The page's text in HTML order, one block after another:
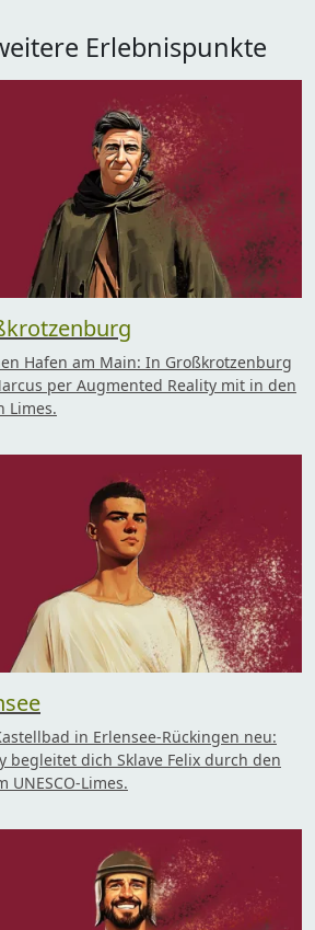
Erlebnispunkte
Hafen am Main: In Großkrotzenburg
per Augmented Reality mit in den
Limes.
in Erlensee-Rückingen neu:
begleitet dich Sklave Felix durch den
UNESCO-Limes.